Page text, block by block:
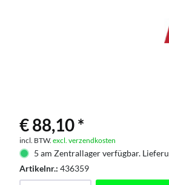
€ 88,10 *
incl. BTW.excl. verzendkosten
5 am Zentrallager verfügbar.
Artikelnr.:436359